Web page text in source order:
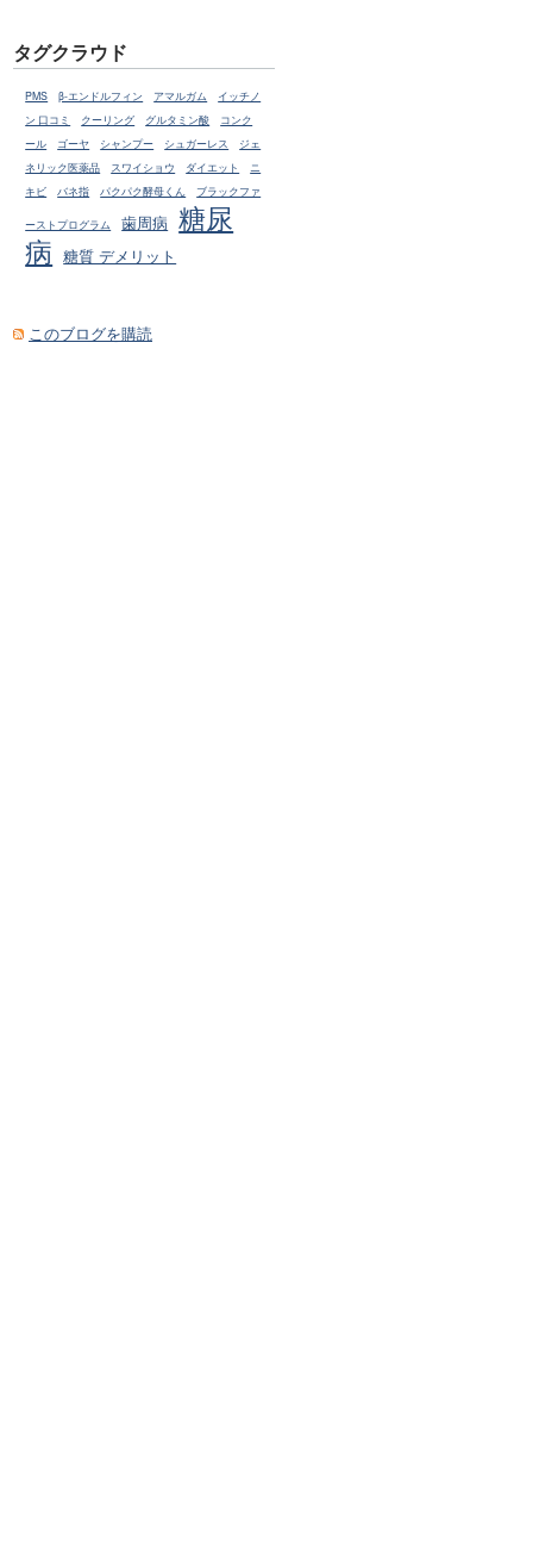
タグクラウド
PMS β-エンドルフィン アマルガム
イッチノ
ン 口コミ
クーリング グルタミン酸
コンク
ール
ゴーヤ シャンプー シュガーレス
ジェ
ネリック医薬品
スワイショウ ダイエット
ニ
キビ
バネ指 パクパク酵母くん ブラックファ
ーストプログラム 歯周病 糖尿
病 糖質 デメリット
このブログを購読